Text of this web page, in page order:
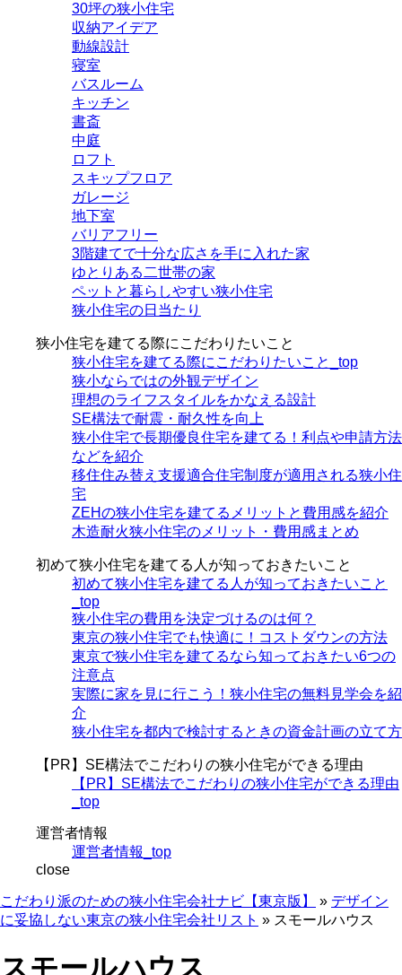
30坪の狭小住宅
収納アイデア
動線設計
寝室
バスルーム
キッチン
書斎
中庭
ロフト
スキップフロア
ガレージ
地下室
バリアフリー
3階建てで十分な広さを手に入れた家
ゆとりある二世帯の家
ペットと暮らしやすい狭小住宅
狭小住宅の日当たり
狭小住宅を建てる際にこだわりたいこと
狭小住宅を建てる際にこだわりたいこと_top
狭小ならではの外観デザイン
理想のライフスタイルをかなえる設計
SE構法で耐震・耐久性を向上
狭小住宅で長期優良住宅を建てる！利点や申請方法
などを紹介
移住住み替え支援適合住宅制度が適用される狭小住
宅
ZEHの狭小住宅を建てるメリットと費用感を紹介
木造耐火狭小住宅のメリット・費用感まとめ
初めて狭小住宅を建てる人が知っておきたいこと
初めて狭小住宅を建てる人が知っておきたいこと
_top
狭小住宅の費用を決定づけるのは何？
東京の狭小住宅でも快適に！コストダウンの方法
東京で狭小住宅を建てるなら知っておきたい6つの
注意点
実際に家を見に行こう！狭小住宅の無料見学会を紹
介
狭小住宅を都内で検討するときの資金計画の立て方
【PR】SE構法でこだわりの狭小住宅ができる理由
【PR】SE構法でこだわりの狭小住宅ができる理由
_top
運営者情報
運営者情報_top
close
こだわり派のための狭小住宅会社ナビ【東京版】 » デザイン
に妥協しない東京の狭小住宅会社リスト » スモールハウス
スモールハウス